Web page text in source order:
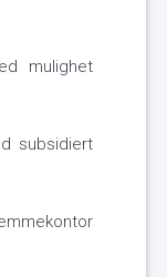
mulighet
subsidiert